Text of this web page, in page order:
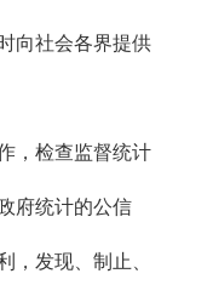
向社会各界提供
检查监督统计
府统计的公信
，发现、制止、